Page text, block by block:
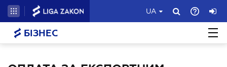
UA
БІЗНЕС